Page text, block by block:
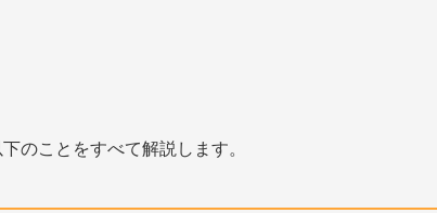
のことをすべて解説します。